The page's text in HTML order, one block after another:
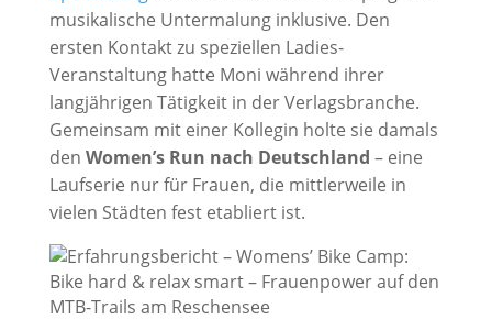
musikalische Untermalung inklusive. Den
ersten Kontakt zu speziellen Ladies-
Veranstaltung hatte Moni während ihrer
langjährigen Tätigkeit in der Verlagsbranche.
Gemeinsam mit einer Kollegin holte sie damals
den Women’s Run nach Deutschland – eine
Laufserie nur für Frauen, die mittlerweile in
vielen Städten fest etabliert ist.